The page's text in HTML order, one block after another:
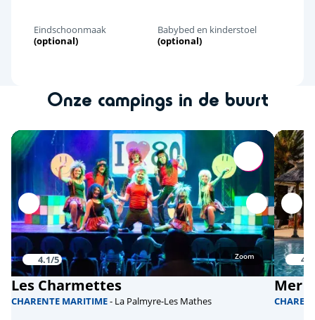
Eindschoonmaak
(optional)
Babybed en kinderstoel
(optional)
Onze campings in de buurt
4.1/5 Zoom
Les Charmettes
CHARENTE MARITIME- La Palmyre-Les Mathes
Mer